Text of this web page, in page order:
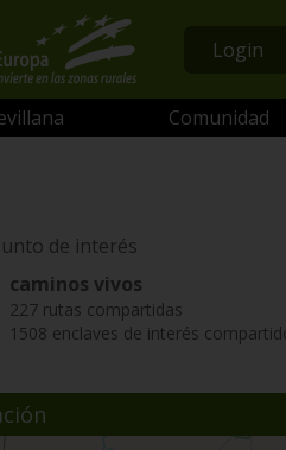
Login
Comunidad
de interés
caminos vivos
227 rutas compartidas
1508 enclaves de interés